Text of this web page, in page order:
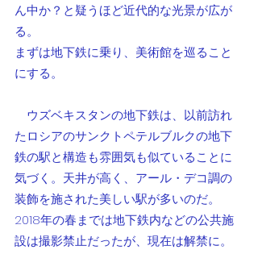
ん中か？と疑うほど近代的な光景が広が
る。
まずは地下鉄に乗り、美術館を巡ること
にする。
ウズベキスタンの地下鉄は、以前訪れ
たロシアのサンクトペテルブルクの地下
鉄の駅と構造も雰囲気も似ていることに
気づく。天井が高く、アール・デコ調の
装飾を施された美しい駅が多いのだ。
2018年の春までは地下鉄内などの公共施
設は撮影禁止だったが、現在は解禁に。